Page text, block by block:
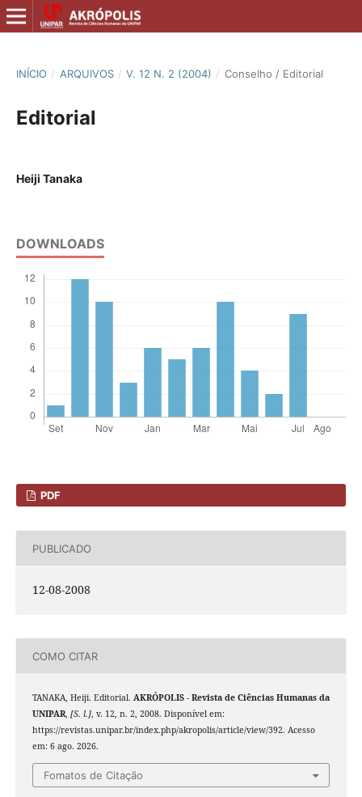
INÍCIO / ARQUIVOS / V. 12 N. 2 (2004) / Conselho / Editorial
Editorial
Heiji Tanaka
DOWNLOADS
PDF
PUBLICADO
12-08-2008
COMO CITAR
TANAKA, Heiji. Editorial. AKRÓPOLIS - Revista de Ciências Humanas da
UNIPAR, [S. l.], v. 12, n. 2, 2008. Disponível em:
https://revistas.unipar.br/index.php/akropolis/article/view/392. Acesso
em: 6 ago. 2026.
Fomatos de Citação